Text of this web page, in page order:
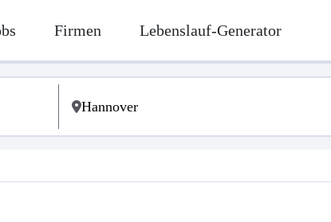
Firmen Lebenslauf-Generator